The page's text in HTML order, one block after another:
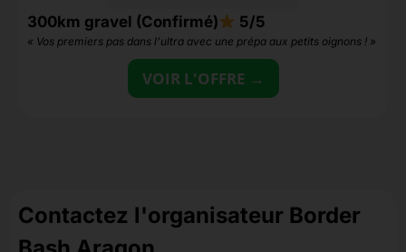
300km gravel (Confirmé) 5/5
« Vos premiers pas dans l’ultra avec une prépa aux petits oignons ! »
VOIR L'OFFRE →
Contactez l'organisateur Border